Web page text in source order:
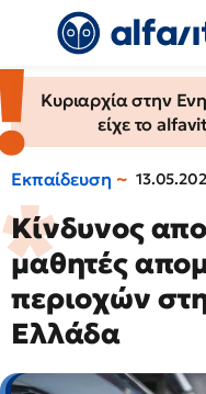
Κυριαρχία στην
είχε το
Εκπαίδευση
Κίνδυνος
μαθητές
περιοχών
Ελλάδα